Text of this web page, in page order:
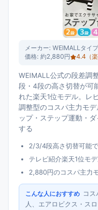
メーカー: WEIMALLタイ
価格: 約2,880円 4.4 （
WEIMALL公式の段差調
段・4段の高さ切替が可
れた楽天1位モデル。レ
調整型のコスパ主力モ
ップ・ステップ運動・
する
2/3/4段高さ切替可能
テレビ紹介楽天1位モ
2,880円のコスパ主力
こんな人におすすめ コ
人、エアロビクス・ス